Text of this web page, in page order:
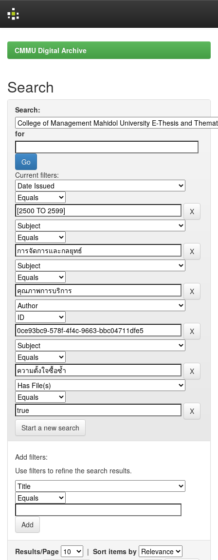
navigationCMMU Digital Archive
Search
Search:
for
Current filters:
Start a new search
Add filters:
Use filters to refine the search results.
Results/Page | Sort items by